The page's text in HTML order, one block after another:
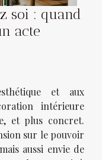
soi : quand
acte
et aux
intérieure
et plus concret.
sur le pouvoir
aussi envie de